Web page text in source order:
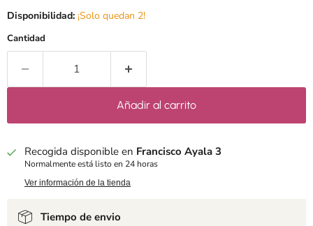
Disponibilidad: ¡Solo quedan 2!
Cantidad
Añadir al carrito
Recogida disponible en Francisco Ayala 3
Normalmente está listo en 24 horas
Ver información de la tienda
Tiempo de envio